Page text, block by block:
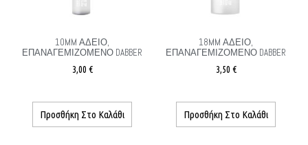
10MM ΆΔΕΙΟ,
ΕΠΑΝΑΓΕΜΙΖΌΜΕΝΟ DABBER
3,00 €
Προσθήκη Στο Καλάθι
18MM ΆΔΕΙΟ,
ΕΠΑΝΑΓΕΜΙΖΌΜΕΝΟ DABBER
3,50 €
Προσθήκη Στο Καλάθι